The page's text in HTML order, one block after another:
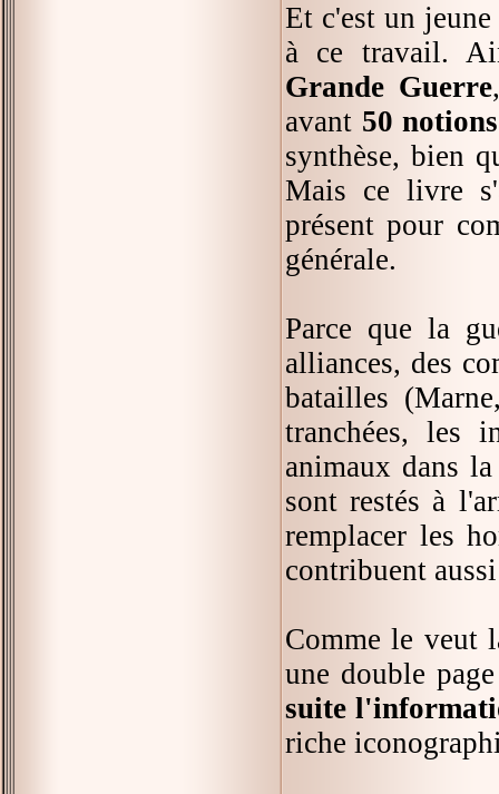
Et c'est un
à ce travail.
Grande Guerre
avant 50
synthèse, bien
Mais ce livre
présent pour
générale.
Parce que la
alliances, des
batailles
tranchées, les
animaux dans
sont restés à
remplacer les
contribuent
Comme le veut
une double
suite
riche